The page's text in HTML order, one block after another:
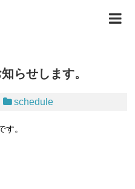
らせします。
schedule
す。